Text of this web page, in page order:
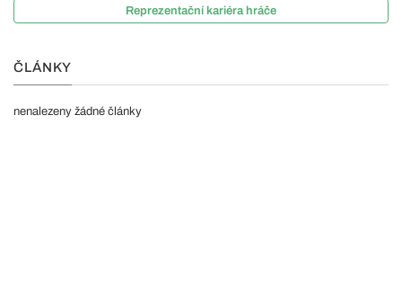
Reprezentační kariéra hráče
ČLÁNKY
nenalezeny žádné články